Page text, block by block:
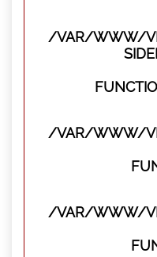
/VAR/WWW/
/VAR/WWW/
/VAR/WWW/